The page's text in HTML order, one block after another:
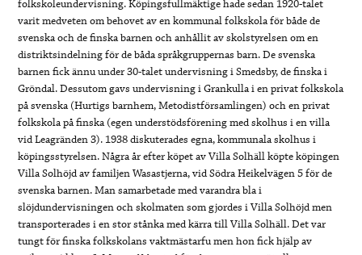
folkskoleundervisning. Köpingsfullmäktige hade sedan 1920-talet
varit medveten om behovet av en kommunal folkskola för både de
svenska och de finska barnen och anhållit av skolstyrelsen om en
distriktsindelning för de båda språkgruppernas barn. De svenska
barnen fick ännu under 30-talet undervisning i Smedsby, de finska i
Gröndal. Dessutom gavs undervisning i Grankulla i en privat folkskola
på svenska (Hurtigs barnhem, Metodistförsamlingen) och en privat
folkskola på finska (egen understödsförening med skolhus i en villa
vid Leagränden 3). 1938 diskuterades egna, kommunala skolhus i
köpingsstyrelsen. Några år efter köpet av Villa Solhäll köpte köpingen
Villa Solhöjd av familjen Wasastjerna, vid Södra Heikelvägen 5 för de
svenska barnen. Man samarbetade med varandra bla i
slöjdundervisningen och skolmaten som gjordes i Villa Solhöjd men
transporterades i en stor stånka med kärra till Villa Solhäll. Det var
tungt för finska folkskolans vaktmästarfu men hon fick hjälp av